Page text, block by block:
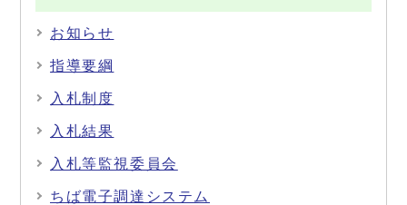
お知らせ
指導要綱
入札制度
入札結果
入札等監視委員会
ちば電子調達システム